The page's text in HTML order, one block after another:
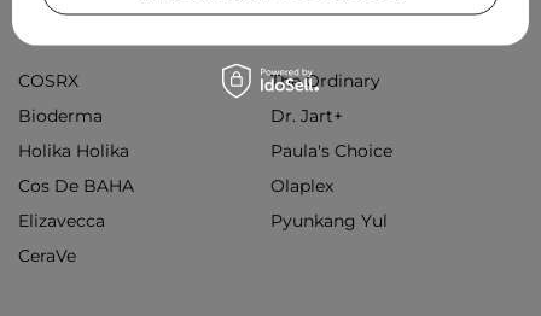
Популярні бренди
COSRX
The Ordinary
Bioderma
Dr. Jart+
Holika Holika
Paula's Choice
Cos De BAHA
Olaplex
Elizavecca
Pyunkang Yul
CeraVe